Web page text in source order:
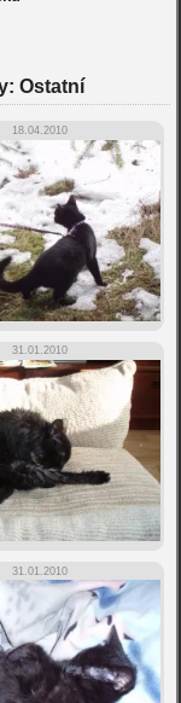
Ostatní
18.04.2010
31.01.2010
31.01.2010